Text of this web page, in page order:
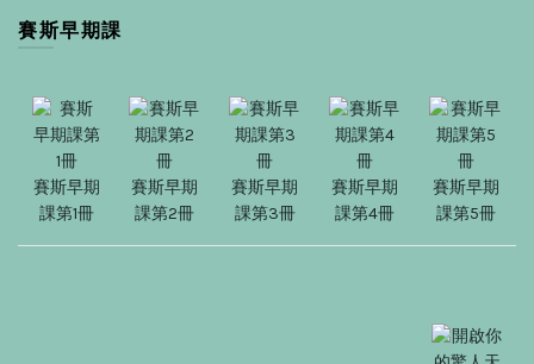
賽斯早期課
賽斯早期
課第1冊
賽斯早期
課第2冊
賽斯早期
課第3冊
賽斯早期
課第4冊
賽斯早期
課第5冊